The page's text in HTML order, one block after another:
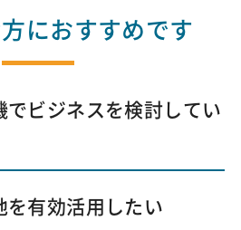
におすすめです
でビジネスを検討してい
を有効活用したい